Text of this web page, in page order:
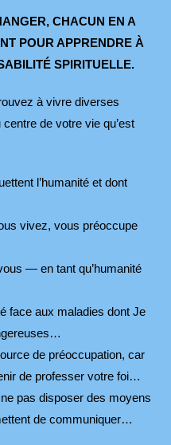
CHACUN EN A
POUR APPRENDRE À
SPIRITUELLE.
à vivre diverses
de votre vie qu’est
l’humanité et dont
vivez, vous préoccupe
— en tant qu’humanité
face aux maladies dont Je
de préoccupation, car
de professer votre foi…
pas disposer des moyens
de communiquer…